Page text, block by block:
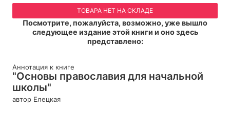
ТОВАРА НЕТ НА СКЛАДЕ
Посмотрите, пожалуйста, возможно, уже вышло
следующее издание этой книги и оно здесь
представлено:
Аннотация к книге
"Основы православия для начальной
школы"
автор Елецкая